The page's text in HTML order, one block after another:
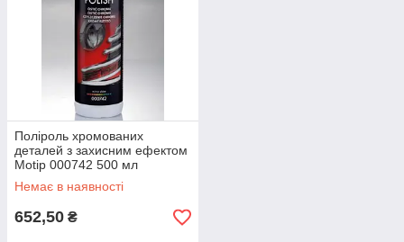
Поліроль хромованих
деталей з захисним ефектом
Motip 000742 500 мл
Немає в наявності
652,50 ₴